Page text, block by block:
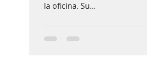
la oficina. Su...